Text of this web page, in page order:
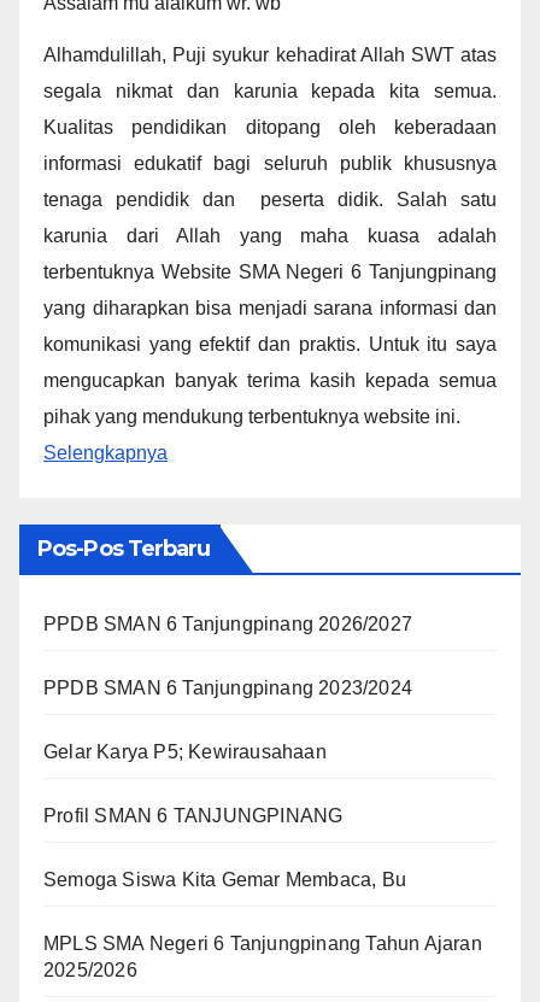
Alhamdulillah, Puji syukur kehadirat Allah SWT atas
segala nikmat dan karunia kepada kita semua.
Kualitas pendidikan ditopang oleh keberadaan
informasi edukatif bagi seluruh publik khususnya
tenaga pendidik dan peserta didik. Salah satu
karunia dari Allah yang maha kuasa adalah
terbentuknya Website SMA Negeri 6 Tanjungpinang
yang diharapkan bisa menjadi sarana informasi dan
komunikasi yang efektif dan praktis. Untuk itu saya
mengucapkan banyak terima kasih kepada semua
pihak yang mendukung terbentuknya website ini.
Selengkapnya
Pos-Pos Terbaru
PPDB SMAN 6 Tanjungpinang 2026/2027
PPDB SMAN 6 Tanjungpinang 2023/2024
Gelar Karya P5; Kewirausahaan
Profil SMAN 6 TANJUNGPINANG
Semoga Siswa Kita Gemar Membaca, Bu
MPLS SMA Negeri 6 Tanjungpinang Tahun Ajaran
2025/2026